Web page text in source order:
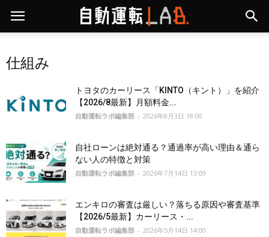
仕組み
トヨタのカーリース「KINTO（キント）」を紹介
【2026/8最新】月額料金...
自動運転ラボ編集部 - 2026年8月3日 18:00
自社ローンは絶対通る？通過率が高い理由＆通ら
ない人の特徴と対策
自動運転ラボ編集部 - 2026年7月14日 13:09
エンキロの審査は厳しい？落ちる原因や審査基準
【2026/5最新】カーリース・...
自動運転ラボ編集部 - 2026年5月14日 14:00